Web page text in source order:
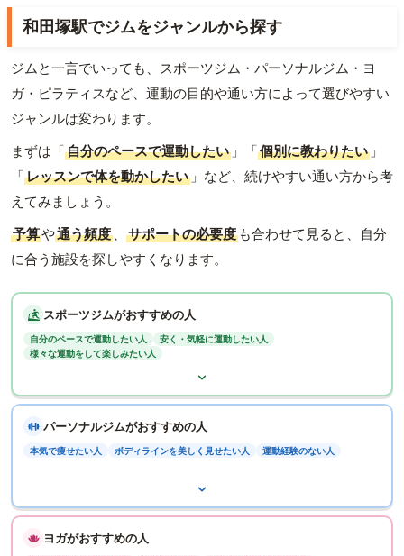
和田塚駅でジムをジャンルから探す
ジムと一言でいっても、スポーツジム・パーソナルジム・ヨ
ガ・ピラティスなど、運動の目的や通い方によって選びやすい
ジャンルは変わります。
まずは「自分のペースで運動したい 」「個別に教わりたい 」
「レッスンで体を動かしたい 」など、続けやすい通い方から考
えてみましょう。
予算や通う頻度 、 サポートの必要度 も合わせて見ると、自分
に合う施設を探しやすくなります。
スポーツジムがおすすめの人
自分のペースで運動したい人
安く・気軽に運動したい人
様々な運動をして楽しみたい人
パーソナルジムがおすすめの人
本気で痩せたい人 ボディラインを美しく見せたい人 運動経験のない人
ヨガがおすすめの人